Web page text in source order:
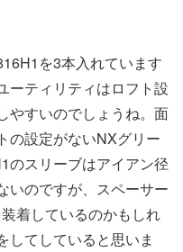
を3本入れています
ーティリティはロフト設
やすいのでしょうね。面
の設定がないNXグリー
のスリーブはアイアン径
いのですが、スペーサー
着しているのかもしれ
してしていると思いま